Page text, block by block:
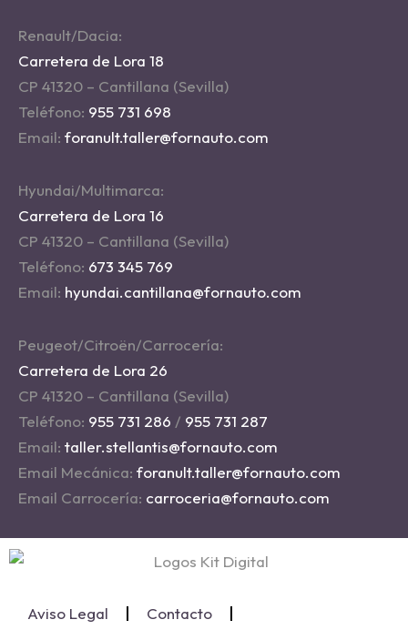
Renault/Dacia:
Carretera de Lora 18
CP 41320 – Cantillana (Sevilla)
Teléfono: 955 731 698
Email: foranult.taller@fornauto.com
Hyundai/Multimarca:
Carretera de Lora 16
CP 41320 – Cantillana (Sevilla)
Teléfono: 673 345 769
Email: hyundai.cantillana@fornauto.com
Peugeot/Citroën/Carrocería:
Carretera de Lora 26
CP 41320 – Cantillana (Sevilla)
Teléfono: 955 731 286 / 955 731 287
Email: taller.stellantis@fornauto.com
Email Mecánica: foranult.taller@fornauto.com
Email Carrocería: carroceria@fornauto.com
Aviso Legal Contacto